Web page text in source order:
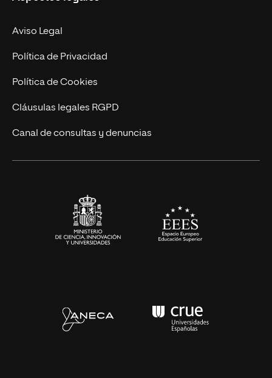
Experto Universitario
Postgrados
Cursos Universitarios
Facultades
Nuestro Equipo
Trabaja en UNIR
Actualidad
UNIR Revista
Eventos
Aviso Legal
Política de Privacidad
Política de Cookies
Cláusulas legales RGPD
Canal de consultas y denuncias